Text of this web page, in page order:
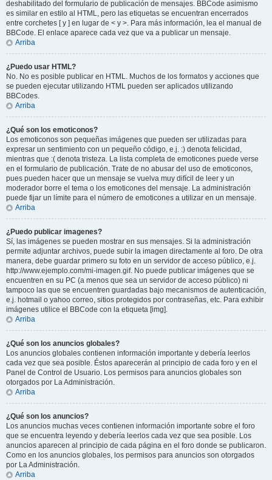
deshabilitado del formulario de publicación de mensajes. BBCode asimismo
es similar en estilo al HTML, pero las etiquetas se encuentran encerrados
entre corchetes [ y ] en lugar de < y >. Para más información, lea el manual de
BBCode. El enlace aparece cada vez que va a publicar un mensaje.
Arriba
¿Puedo usar HTML?
No. No es posible publicar en HTML. Muchos de los formatos y acciones que
se pueden ejecutar utilizando HTML pueden ser aplicados utilizando
BBCodes.
Arriba
¿Qué son los emoticonos?
Los emoticonos son pequeñas imágenes que pueden ser utilizadas para
expresar un sentimiento con un pequeño código, e.j. :) denota felicidad,
mientras que :( denota tristeza. La lista completa de emoticones puede verse
en el formulario de publicación. Trate de no abusar del uso de emoticonos,
pues pueden hacer que un mensaje se vuelva muy difícil de leer y un
moderador borre el tema o los emoticones del mensaje. La administración
puede fijar un límite para el número de emoticones a utilizar en un mensaje.
Arriba
¿Puedo publicar imagenes?
Sí, las imágenes se pueden mostrar en sus mensajes. Si la administración
permite adjuntar archivos, puede subir la imagen directamente al foro. De otra
manera, debe guardar primero su foto en un servidor de acceso público, e.j.
http://www.ejemplo.com/mi-imagen.gif. No puede publicar imágenes que se
encuentren en su PC (a menos que sea un servidor de acceso público) ni
tampoco las que se encuentren guardadas bajo mecanismos de autenticación,
e.j. hotmail o yahoo correo, sitios protegidos por contraseñas, etc. Para exhibir
imágenes utilice el BBCode con la etiqueta [img].
Arriba
¿Qué son los anuncios globales?
Los anuncios globales contienen información importante y debería leerlos
cada vez que sea posible. Éstos aparecerán al principio de cada foro y en el
Panel de Control de Usuario. Los permisos para anuncios globales son
otorgados por La Administración.
Arriba
¿Qué son los anuncios?
Los anuncios muchas veces contienen información importante sobre el foro
que se encuentra leyendo y debería leerlos cada vez que sea posible. Los
anuncios aparecen al principio de cada página en el foro donde se publicaron.
Como en los anuncios globales, los permisos para anuncios son otorgados
por La Administración.
Arriba